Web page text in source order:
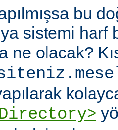
bu
sistemi harf
ne olacak?